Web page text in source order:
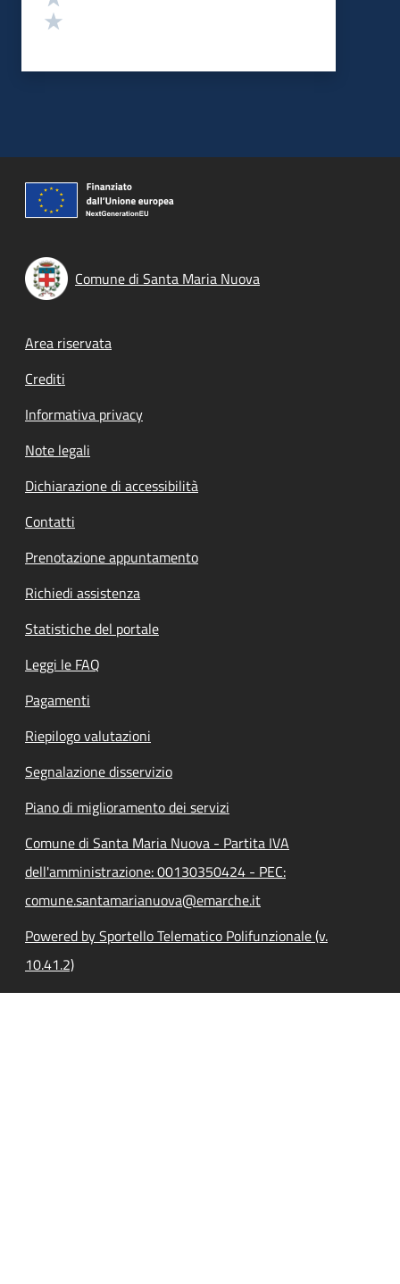
Comune di Santa Maria Nuova
Footer menu
Area riservata
Crediti
Informativa privacy
Note legali
Dichiarazione di accessibilità
Contatti
Prenotazione appuntamento
Richiedi assistenza
Statistiche del portale
Leggi le FAQ
Pagamenti
Riepilogo valutazioni
Segnalazione disservizio
Piano di miglioramento dei servizi
Comune di Santa Maria Nuova - Partita IVA
dell'amministrazione: 00130350424 - PEC:
comune.santamarianuova@emarche.it
Powered by Sportello Telematico Polifunzionale (v.
10.41.2)